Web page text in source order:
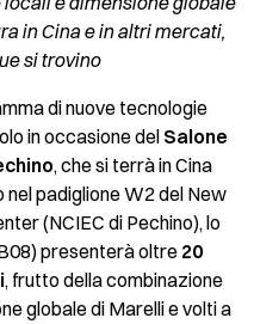
in Cina e in altri mercati,
si trovino
di nuove tecnologie
in occasione del Salone
, che si terrà in Cina
nel padiglione W2 del New
(NCIEC di Pechino), lo
presenterà oltre 20
, frutto della combinazione
globale di Marelli e volti a